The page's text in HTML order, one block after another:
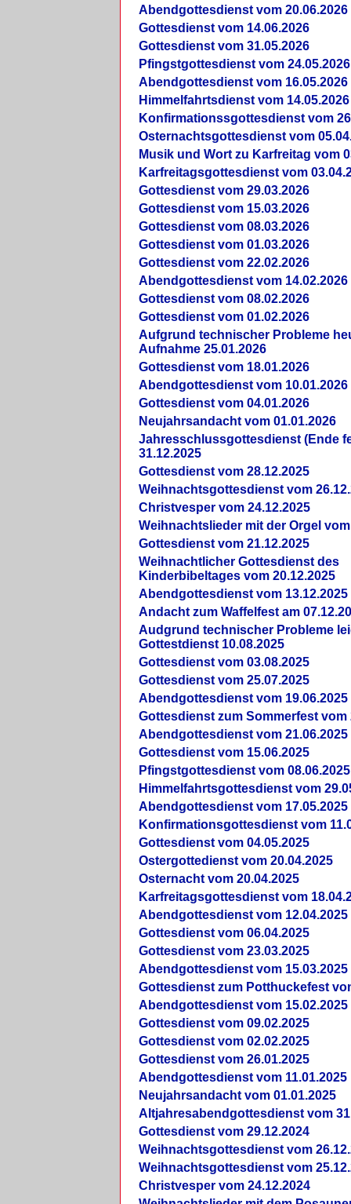
Abendgottesdienst vom 20.06.2026
Gottesdienst vom 14.06.2026
Gottesdienst vom 31.05.2026
Pfingstgottesdienst vom 24.05.2026
Abendgottesdienst vom 16.05.2026
Himmelfahrtsdienst vom 14.05.2026
Konfirmationssgottesdienst vom
Osternachtsgottesdienst vom
Musik und Wort zu Karfreitag vom
Karfreitagsgottesdienst vom
Gottesdienst vom 29.03.2026
Gottesdienst vom 15.03.2026
Gottesdienst vom 08.03.2026
Gottesdienst vom 01.03.2026
Gottesdienst vom 22.02.2026
Abendgottesdienst vom 14.02.2026
Gottesdienst vom 08.02.2026
Gottesdienst vom 01.02.2026
Aufgrund technischer Probleme
Aufnahme 25.01.2026
Gottesdienst vom 18.01.2026
Abendgottesdienst vom 10.01.2026
Gottesdienst vom 04.01.2026
Neujahrsandacht vom 01.01.2026
Jahresschlussgottesdienst (Ende
31.12.2025
Gottesdienst vom 28.12.2025
Weihnachtsgottesdienst vom
Christvesper vom 24.12.2025
Weihnachtslieder mit der Orgel vom
Gottesdienst vom 21.12.2025
Weihnachtlicher Gottesdienst des
Kinderbibeltages vom 20.12.2025
Abendgottesdienst vom 13.12.2025
Andacht zum Waffelfest am
Audgrund technischer Probleme
Gottestdienst 10.08.2025
Gottesdienst vom 03.08.2025
Gottesdienst vom 25.07.2025
Abendgottesdienst vom 19.06.2025
Gottesdienst zum Sommerfest vom
Abendgottesdienst vom 21.06.2025
Gottesdienst vom 15.06.2025
Pfingstgottesdienst vom 08.06.2025
Himmelfahrtsgottesdienst vom
Abendgottesdienst vom 17.05.2025
Konfirmationsgottesdienst vom
Gottesdienst vom 04.05.2025
Ostergottedienst vom 20.04.2025
Osternacht vom 20.04.2025
Karfreitagsgottesdienst vom
Abendgottesdienst vom 12.04.2025
Gottesdienst vom 06.04.2025
Gottesdienst vom 23.03.2025
Abendgottesdienst vom 15.03.2025
Gottesdienst zum Potthuckefest
Abendgottesdienst vom 15.02.2025
Gottesdienst vom 09.02.2025
Gottesdienst vom 02.02.2025
Gottesdienst vom 26.01.2025
Abendgottesdienst vom 11.01.2025
Neujahrsandacht vom 01.01.2025
Altjahresabendgottesdienst vom
Gottesdienst vom 29.12.2024
Weihnachtsgottesdienst vom
Weihnachtsgottesdienst vom
Christvesper vom 24.12.2024